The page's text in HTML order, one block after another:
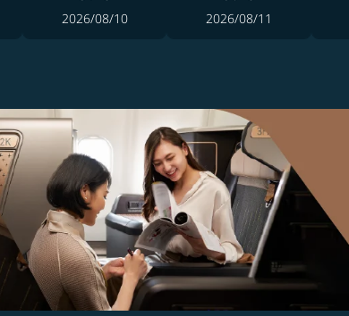
2026/08/10 2026/08/11